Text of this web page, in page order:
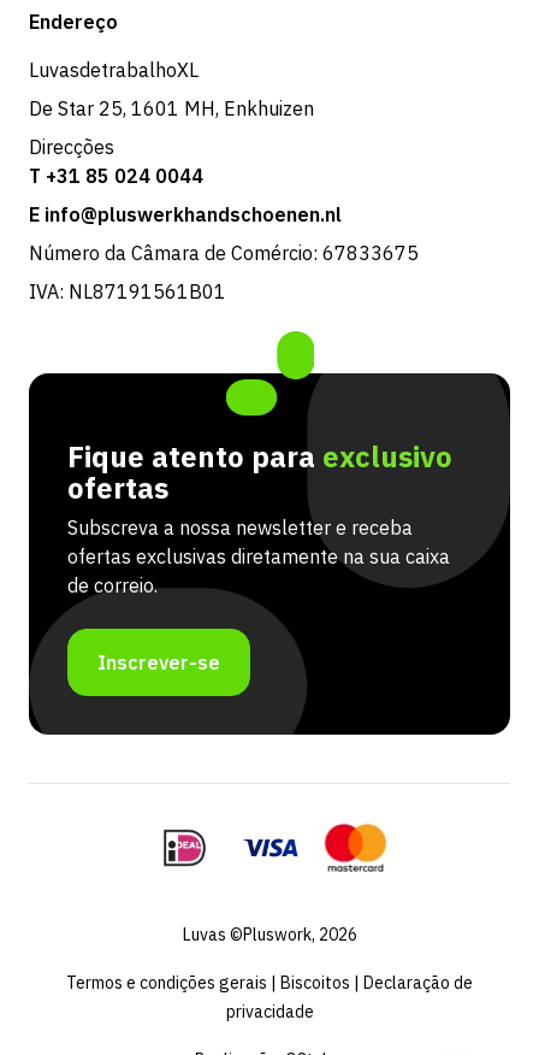
Devoluções e serviço
Loja
Endereço
LuvasdetrabalhoXL
De Star 25, 1601 MH, Enkhuizen
Direcções
T +31 85 024 0044
E info@pluswerkhandschoenen.nl
Número da Câmara de Comércio: 67833675
IVA: NL87191561B01
Fique atento para exclusivo
ofertas
Subscreva a nossa newsletter e receba
ofertas exclusivas diretamente na sua caixa
de correio.
Inscrever-se
Luvas ©Pluswork, 2026
Termos e condições gerais | Biscoitos | Declaração de
privacidade